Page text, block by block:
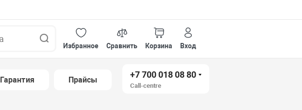
Избранное
Сравнить Корзина Вход
Гарантия Прайсы
+7 700 018 08 80
Call-centre